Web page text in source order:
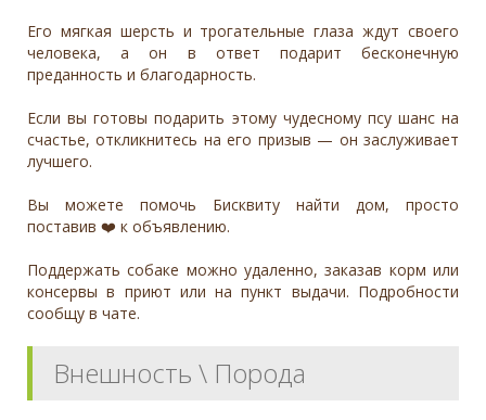
Его мягкая шерсть и трогательные глаза ждут своего
человека, а он в ответ подарит бесконечную
преданность и благодарность.
Если вы готовы подарить этому чудесному псу шанс на
счастье, откликнитесь на его призыв — он заслуживает
лучшего.
Вы можете помочь Бисквиту найти дом, просто
поставив ❤️ к объявлению.
Поддержать собаке можно удаленно, заказав корм или
консервы в приют или на пункт выдачи. Подробности
сообщу в чате.
Внешность \ Порода